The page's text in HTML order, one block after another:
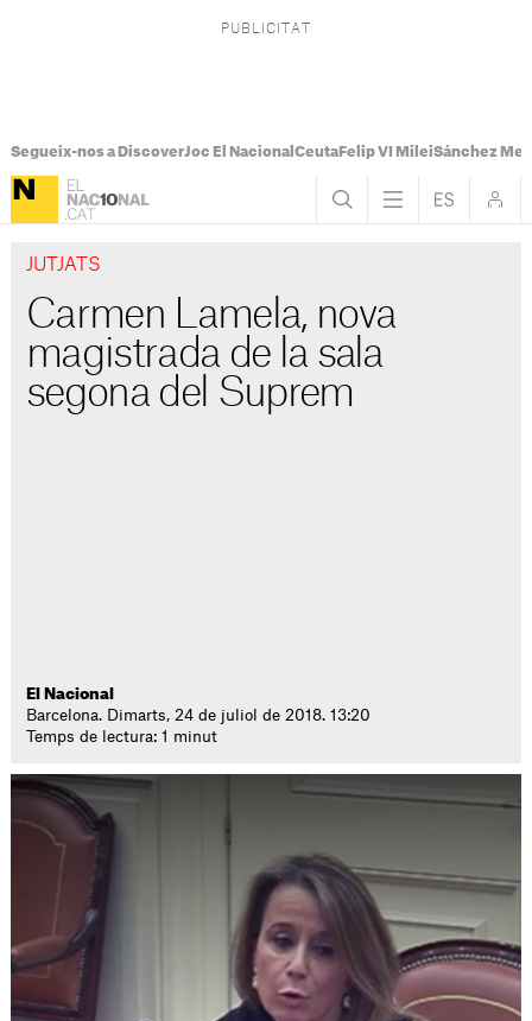
Segueix-nos a DiscoverJoc El Nacional CeutaFelip VI MileiSánchez
JUTJATS
Carmen Lamela, nova
magistrada de la sala
segona del Suprem
El Nacional
Barcelona. Dimarts, 24 de juliol de 2018. 13:20
Temps de lectura: 1 minut